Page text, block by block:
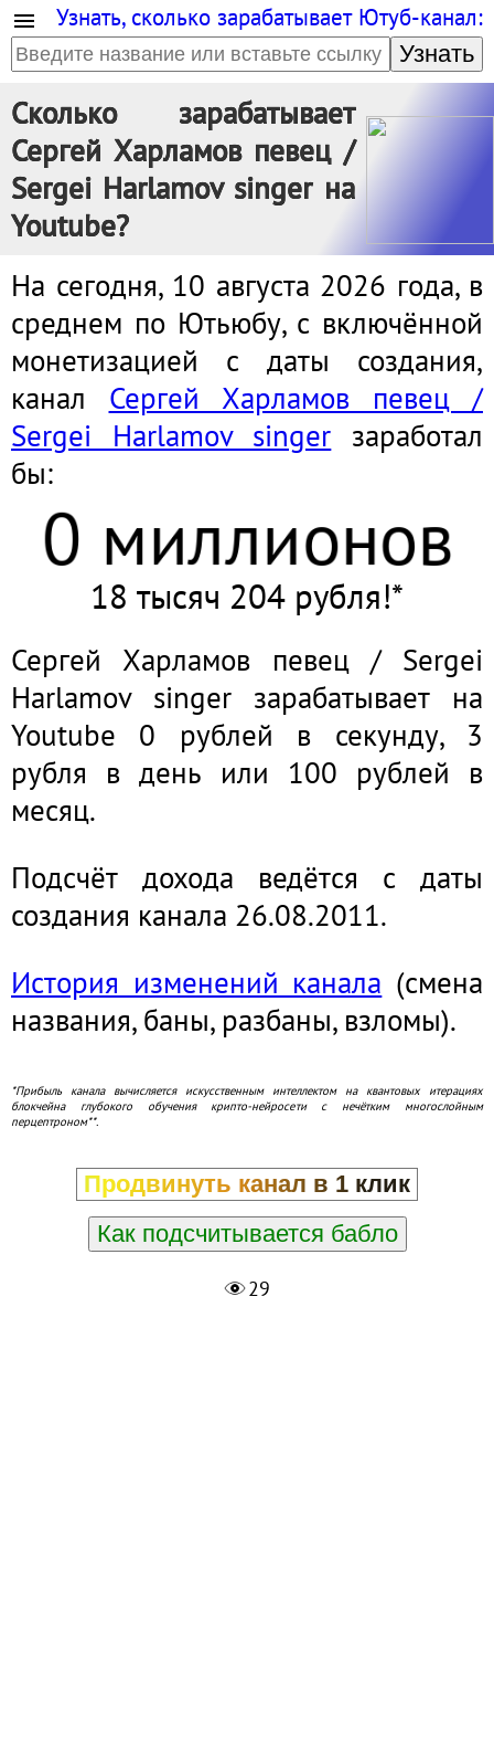
Узнать, сколько зарабатывает Ютуб-канал:
Узнать
Сколько зарабатывает
Сергей Харламов певец /
Sergei Harlamov singer на
Youtube?
На сегодня, 10 августа 2026 года, в
среднем по Ютьюбу, с включённой
монетизацией с даты создания,
канал Сергей Харламов певец /
Sergei Harlamov singer заработал
бы:0 миллионов
18 тысяч 204 рубля!*
Сергей Харламов певец / Sergei
Harlamov singer зарабатывает на
Youtube 0 рублей в секунду, 3
рубля в день или 100 рублей в
месяц.
Подсчёт дохода ведётся с даты
создания канала 26.08.2011.
История изменений канала (смена
названия, баны, разбаны, взломы).
*Прибыль канала вычисляется искусственным интеллектом на квантовых итерациях
блокчейна глубокого обучения крипто-нейросети с нечётким многослойным
перцептроном**.
Продвинуть канал в 1 клик
Как подсчитывается бабло
29